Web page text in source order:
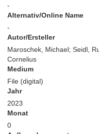
-
Alternativ/Online Name
-
Autor/Ersteller
Maroschek, Michael; Seidl,
Cornelius
Medium
File (digital)
Jahr
2023
Monat
0